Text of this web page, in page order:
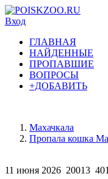
Вход
ГЛАВНАЯ
НАЙДЕННЫЕ
ПРОПАВШИЕ
ВОПРОСЫ
+ДОБАВИТЬ
Махачкала
Пропала кошка
11 июня 2026 20013 401